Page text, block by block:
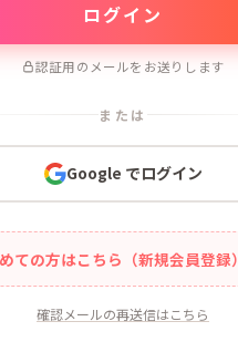
認証用のメールをお送りします
または
Google でログイン
ての方はこちら（新規会員登録）
確認メールの再送信はこちら